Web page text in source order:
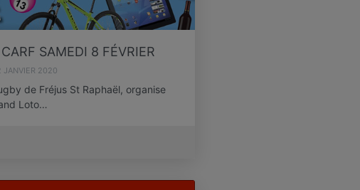
SAMEDI 8 FÉVRIER
JANVIER 2020
de Fréjus St Raphaël, organise
Loto…